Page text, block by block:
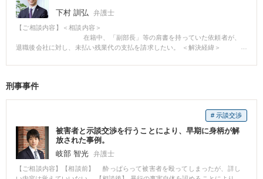
トでうまくいきました。また、私の個人的事情等について個人再生委員に疑
問視されたことがありましたが、先生に事情を説明する報告書を何度も作成
していただき、個人再生委員や裁判所にもご理解頂きましたので、最終的に
は、無事に再生計画の認可決定をいただきました。今は生活が楽になり、借
金の終わりが見えたので、依頼して良かったと思います。 【先生のコメン
では相談段階のカウンセリングを重視しております。個人再生手続で個人再
なりますが、その場合も全力でサポートいたします。
下村 訓弘 弁護士
【ご相談内容】＜相談内容＞
在籍中、「副部長」等の肩書を持っていた依頼者が、
退職後会社に対し、未払い残業代の支払を請求したい。 ＜解決経緯＞
監督者性が争点になったが、相手方答弁書に対し、労働審判第１回期日で的
こちらに有利に持っていくことに成功し、審判において、請求額ほぼ全額が
刑事事件
# 示談交渉
被害者と示談交渉を行うことにより、早期に身柄が解
放された事例。
岐部 智光 弁護士
【ご相談内容】【相談前】 酔っぱらって被害者を殴ってしまったが、詳し